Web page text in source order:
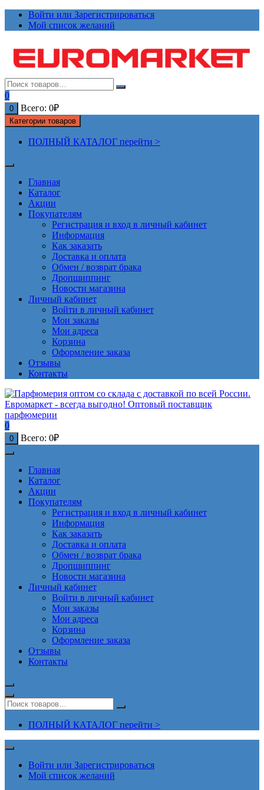
ПерейтиВойти или Зарегистрироваться
Мой список желаний
0
0 Всего: 0₽
Категории товаров
ПОЛНЫЙ КАТАЛОГ перейти >
Главная
Каталог
Акции
Покупателям
Регистрация и вход в личный кабинет
Информация
Как заказать
Доставка и оплата
Обмен / возврат брака
Дропшиппинг
Новости магазина
Личный кабинет
Войти в личный кабинет
Мои заказы
Мои адреса
Корзина
Оформление заказа
Отзывы
Контакты
0
0 Всего: 0₽
Главная
Каталог
Акции
Покупателям
Регистрация и вход в личный кабинет
Информация
Как заказать
Доставка и оплата
Обмен / возврат брака
Дропшиппинг
Новости магазина
Личный кабинет
Войти в личный кабинет
Мои заказы
Мои адреса
Корзина
Оформление заказа
Отзывы
Контакты
ПОЛНЫЙ КАТАЛОГ перейти >
Войти или Зарегистрироваться
Мой список желаний